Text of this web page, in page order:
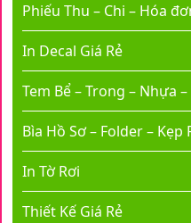
Phiếu Thu – Chi – Hóa
In Decal Giá Rẻ
Tem Bể – Trong – Nhựa
Bìa Hồ Sơ – Folder – Kẹp
In Tờ Rơi
Thiết Kế Giá Rẻ